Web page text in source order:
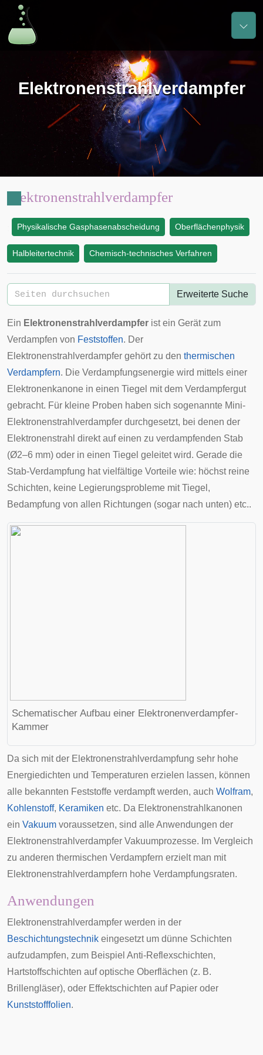
Elektronenstrahlverdampfer
Elektronenstrahlverdampfer
Physikalische Gasphasenabscheidung Oberflächenphysik
Halbleitertechnik Chemisch-technisches Verfahren
Erweiterte Suche
Ein Elektronenstrahlverdampfer ist ein Gerät zum
Verdampfen von Feststoffen. Der
Elektronenstrahlverdampfer gehört zu den thermischen
Verdampfern. Die Verdampfungsenergie wird mittels einer
Elektronenkanone in einen Tiegel mit dem Verdampfergut
gebracht. Für kleine Proben haben sich sogenannte Mini-
Elektronenstrahlverdampfer durchgesetzt, bei denen der
Elektronenstrahl direkt auf einen zu verdampfenden Stab
(Ø2–6 mm) oder in einen Tiegel geleitet wird. Gerade die
Stab-Verdampfung hat vielfältige Vorteile wie: höchst reine
Schichten, keine Legierungsprobleme mit Tiegel,
Bedampfung von allen Richtungen (sogar nach unten) etc..
Schematischer Aufbau einer Elektronenverdampfer-
Kammer
Da sich mit der Elektronenstrahlverdampfung sehr hohe
Energiedichten und Temperaturen erzielen lassen, können
alle bekannten Feststoffe verdampft werden, auch Wolfram,
Kohlenstoff, Keramiken etc. Da Elektronenstrahlkanonen
ein Vakuum voraussetzen, sind alle Anwendungen der
Elektronenstrahlverdampfer Vakuumprozesse. Im Vergleich
zu anderen thermischen Verdampfern erzielt man mit
Elektronenstrahlverdampfern hohe Verdampfungsraten.
Anwendungen
Elektronenstrahlverdampfer werden in der
Beschichtungstechnik eingesetzt um dünne Schichten
aufzudampfen, zum Beispiel Anti-Reflexschichten,
Hartstoffschichten auf optische Oberflächen (z. B.
Brillengläser), oder Effektschichten auf Papier oder
Kunststofffolien.